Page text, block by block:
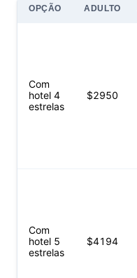
OPÇÃO ADULTO
Com
hotel 4
estrelas
$2950
Com
hotel 5
estrelas
$4194